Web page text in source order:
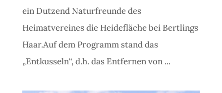
ein Dutzend Naturfreunde des
Heimatvereines die Heidefläche bei Bertlings
Haar.Auf dem Programm stand das
„Entkusseln“, d.h. das Entfernen von ...